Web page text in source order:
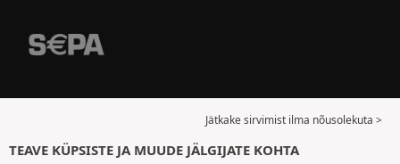
Jätkake sirvimist ilma nõusolekuta >
TEAVE KÜPSISTE JA MUUDE JÄLGIJATE KOHTA